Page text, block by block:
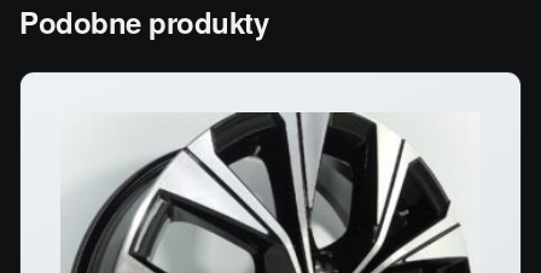
Podobne produkty